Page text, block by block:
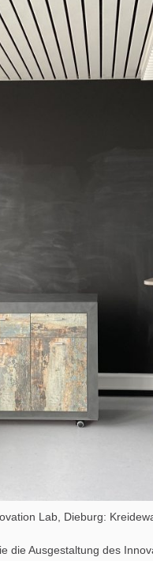
Lab, Dieburg:
die Ausgestaltung des